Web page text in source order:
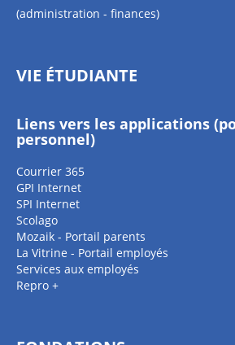
(administration - finances)
VIE ÉTUDIANTE
Liens vers les applications
personnel)
Courrier 365
GPI Internet
SPI Internet
Scolago
Mozaik - Portail parents
La Vitrine - Portail employés
Services aux employés
Repro +